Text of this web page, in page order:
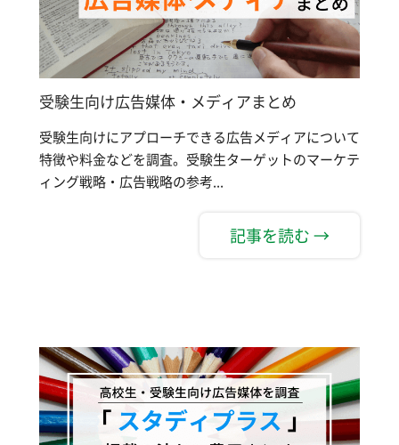
受験生向け広告媒体・メディアまとめ
受験生向けにアプローチできる広告メディアについて
特徴や料金などを調査。受験生ターゲットのマーケテ
ィング戦略・広告戦略の参考...
記事を読む →